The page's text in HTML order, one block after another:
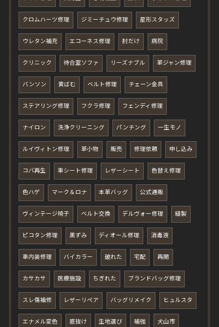
クロムハーツ修理 ジミーチュウ修理 星形スタッズ
ウレタン補充 エコーネス修理 肘だけ 病院
クリニック 待合室ソファ リーズナブル 革ジャン修理
バンソン 黄ばむ ベルト修理 チェーン金具
ステアリング修理 フクラ修理 フェンディ修理
ナイロン 洗浄クリーニング パンチング 一生モノ
ルイヴィトン修理 革小物 販売 修理依頼 申し込み
コバ再生 車シート修理 レザーシート 色替え修理
色ハゲ マーク＆ロナ 本革バッグ 公式通販
ヴィンテージ椅子 ベルト交換 デルヴォー修理 縫製
ピコタン修理 黒ずみ ディオール修理 消毒液
車内装修理 バイカラー 破れた 宅配 再開
カサカサ 医療施設 ちぎれた ブランドバッグ修理
スレ傷補修 レザーリペア バッグリメイク ヒュルスタ
エナメル変色 底抜け 生地選び 補強 犬山市